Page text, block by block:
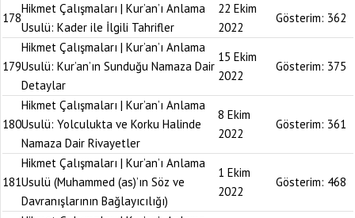
178
Hikmet Çalışmaları | Kur’an’ı Anlama
Usulü: Kader ile İlgili Tahrifler
22 Ekim
2022
Gösterim: 362
179
Hikmet Çalışmaları | Kur’an’ı Anlama
Usulü: Kur’an’ın Sunduğu Namaza Dair
Detaylar
15 Ekim
2022
Gösterim: 375
180
Hikmet Çalışmaları | Kur’an’ı Anlama
Usulü: Yolculukta ve Korku Halinde
Namaza Dair Rivayetler
8 Ekim
2022
Gösterim: 361
181
Hikmet Çalışmaları | Kur’an’ı Anlama
Usulü (Muhammed (as)’ın Söz ve
Davranışlarının Bağlayıcılığı)
1 Ekim
2022
Gösterim: 468